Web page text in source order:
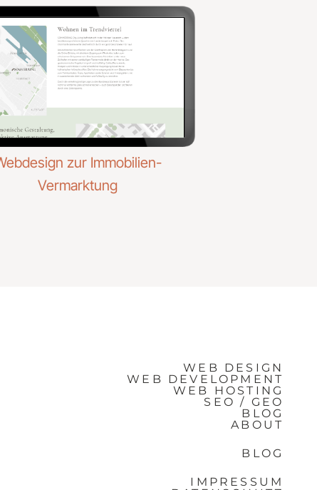
zur Immobilien-
Vermarktung
WEB DESIGN
WEB DEVELOPMENT
WEB HOSTING
SEO / GEO
BLOG
ABOUT
BLOG
IMPRESSUM